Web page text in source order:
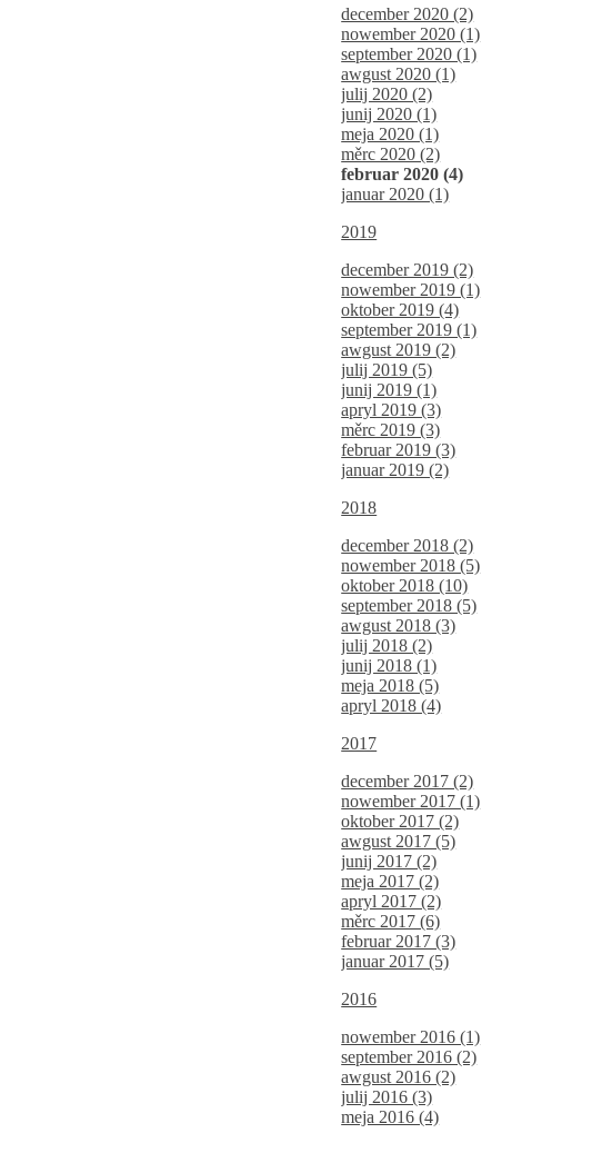
december 2020 (2)
nowember 2020 (1)
september 2020 (1)
awgust 2020 (1)
julij 2020 (2)
junij 2020 (1)
meja 2020 (1)
měrc 2020 (2)
februar 2020 (4)
januar 2020 (1)
2019
december 2019 (2)
nowember 2019 (1)
oktober 2019 (4)
september 2019 (1)
awgust 2019 (2)
julij 2019 (5)
junij 2019 (1)
apryl 2019 (3)
měrc 2019 (3)
februar 2019 (3)
januar 2019 (2)
2018
december 2018 (2)
nowember 2018 (5)
oktober 2018 (10)
september 2018 (5)
awgust 2018 (3)
julij 2018 (2)
junij 2018 (1)
meja 2018 (5)
apryl 2018 (4)
2017
december 2017 (2)
nowember 2017 (1)
oktober 2017 (2)
awgust 2017 (5)
junij 2017 (2)
meja 2017 (2)
apryl 2017 (2)
měrc 2017 (6)
februar 2017 (3)
januar 2017 (5)
2016
nowember 2016 (1)
september 2016 (2)
awgust 2016 (2)
julij 2016 (3)
meja 2016 (4)